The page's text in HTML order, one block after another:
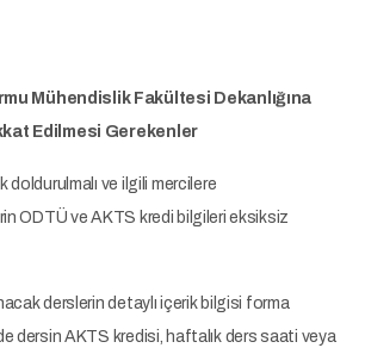
Mühendislik Fakültesi Dekanlığına
Edilmesi Gerekenler
doldurulmalı ve ilgili mercilere
ODTÜ ve AKTS kredi bilgileri eksiksiz
derslerin detaylı içerik bilgisi forma
dersin AKTS kredisi, haftalık ders saati veya